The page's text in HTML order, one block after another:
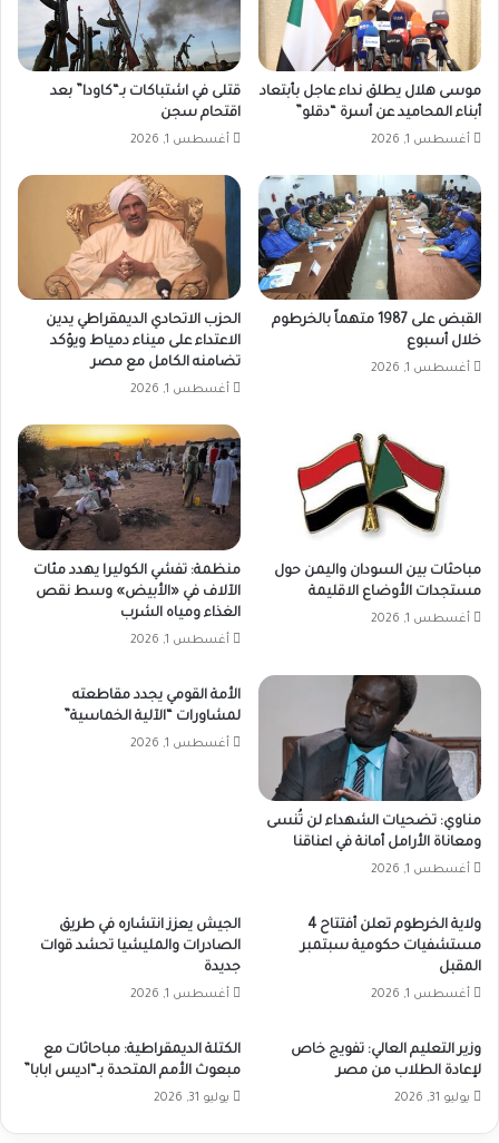
موسى هلال يطلق نداء عاجل بأبتعاد
أبناء المحاميد عن أسرة “دقلو”
أغسطس 1, 2026
قتلى في اشتباكات بـ“كاودا” بعد
اقتحام سجن
أغسطس 1, 2026
القبض على 1987 متهماً بالخرطوم
خلال أسبوع
أغسطس 1, 2026
الحزب الاتحادي الديمقراطي يدين
الاعتداء على ميناء دمياط ويؤكد
تضامنه الكامل مع مصر
أغسطس 1, 2026
مباحثات بين السودان واليمن حول
مستجدات الأوضاع الاقليمة
أغسطس 1, 2026
منظمة: تفشي الكوليرا يهدد مئات
الآلاف في «الأبيض» وسط نقص
الغذاء ومياه الشرب
أغسطس 1, 2026
مناوي: تضحيات الشهداء لن تُنسى
ومعاناة الأرامل أمانة في اعناقنا
أغسطس 1, 2026
الأمة القومي يجدد مقاطعته
لمشاورات “الآلية الخماسية”
أغسطس 1, 2026
ولاية الخرطوم تعلن أفتتاح 4
مستشفيات حكومية سبتمبر
المقبل
أغسطس 1, 2026
الجيش يعزز انتشاره في طريق
الصادرات والمليشيا تحشد قوات
جديدة
أغسطس 1, 2026
وزير التعليم العالي: تفويج خاص
لإعادة الطلاب من مصر
يوليو 31, 2026
الكتلة الديمقراطية: مباحاثات مع
مبعوث الأمم المتحدة بـ“اديس ابابا”
يوليو 31, 2026